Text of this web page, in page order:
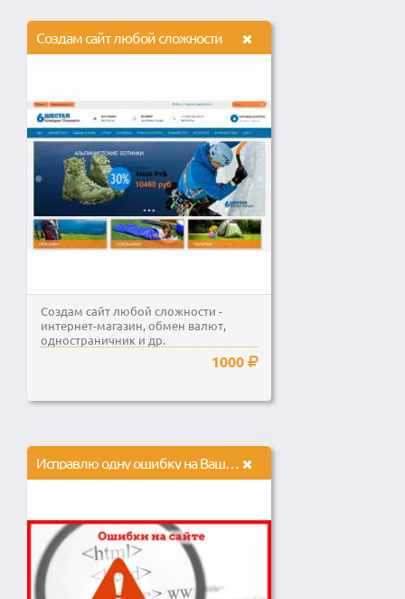
Создам сайт любой сложности
Создам сайт любой сложности -
интернет-магазин, обмен валют,
одностраничник и др.
1000
Исправлю одну ошибку на Вашем сайте, одна задача на сайте